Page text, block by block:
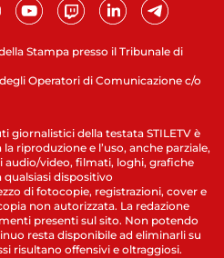
Stampa presso il Tribunale di
Operatori di Comunicazione c/o
giornalistici della testata STILETV è
riproduzione e l’uso, anche parziale,
video, filmati, loghi, grafiche
dispositivo
di fotocopie, registrazioni, cover e
non autorizzata. La redazione
presenti sul sito. Non potendo
resta disponibile ad eliminarli su
risultano offensivi e oltraggiosi.